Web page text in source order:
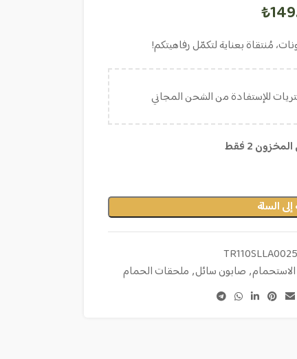
₺
مُنتقاة بعناية لتكمّل رفاهيتكم!
للإستفادة من الشحن المجاني
2 فقط
السلة
, صابون سائل, ملحقات الحمام